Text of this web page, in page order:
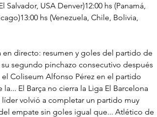
Salvador, USA Denver)12:00 hs (Panamá,
hs (Venezuela, Chile, Bolivia,
en directo: resumen y goles del partido de
segundo pinchazo consecutivo después
Coliseum Alfonso Pérez en el partido
El Barça no cierra la Liga El Barcelona
volvió a completar un partido muy
empate sin goles igual que... Atlético de